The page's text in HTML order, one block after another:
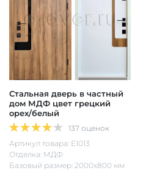
Стальная дверь в частный
дом МДФ цвет грецкий
орех/белый
137 оценок
Артикул товара: Е1013
Отделка: МДФ
Базовый размер: 2000х800 мм